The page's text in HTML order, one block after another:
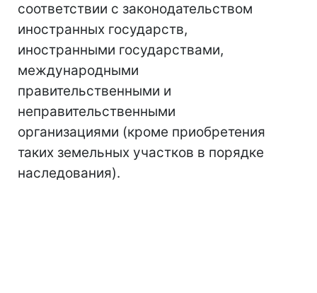
соответствии с законодательством
иностранных государств,
иностранными государствами,
международными
правительственными и
неправительственными
организациями (кроме приобретения
таких земельных участков в порядке
наследования).